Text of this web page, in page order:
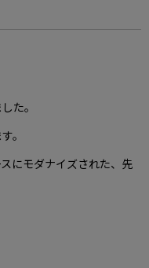
た。
。
にモダナイズされた、先